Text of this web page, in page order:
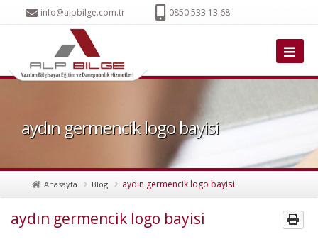
info@alpbilge.com.tr 0850 533 13 68
aydın germencik logo bayisi
Anasayfa Blog aydın germencik logo bayisi
aydın germencik logo bayisi